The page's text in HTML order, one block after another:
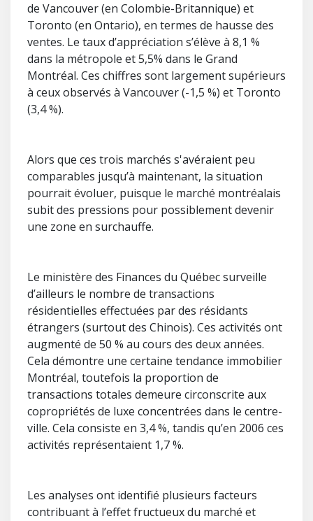
de Vancouver (en Colombie-Britannique) et
Toronto (en Ontario), en termes de hausse des
ventes. Le taux d’appréciation s’élève à 8,1 %
dans la métropole et 5,5% dans le Grand
Montréal. Ces chiffres sont largement supérieurs
à ceux observés à Vancouver (-1,5 %) et Toronto
(3,4 %).
Alors que ces trois marchés s'avéraient peu
comparables jusqu’à maintenant, la situation
pourrait évoluer, puisque le marché montréalais
subit des pressions pour possiblement devenir
une zone en surchauffe.
Le ministère des Finances du Québec surveille
d’ailleurs le nombre de transactions
résidentielles effectuées par des résidants
étrangers (surtout des Chinois). Ces activités ont
augmenté de 50 % au cours des deux années.
Cela démontre une certaine tendance immobilier
Montréal, toutefois la proportion de
transactions totales demeure circonscrite aux
copropriétés de luxe concentrées dans le centre-
ville. Cela consiste en 3,4 %, tandis qu’en 2006 ces
activités représentaient 1,7 %.
Les analyses ont identifié plusieurs facteurs
contribuant à l’effet fructueux du marché et